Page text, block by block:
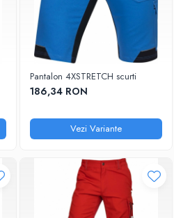
Pantalon 4XSTRETCH scurti
186,34 RON
Vezi Variante